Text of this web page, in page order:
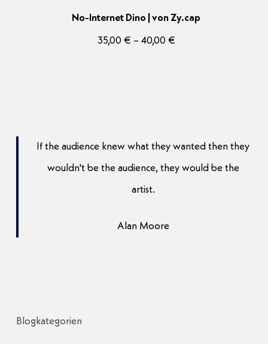
No-Internet Dino | von Zy.cap
35,00 € – 40,00 €Preisspanne:
If the audience knew what they wanted then they
wouldn't be the audience, they would be the
artist.
Alan Moore
Blogkategorien